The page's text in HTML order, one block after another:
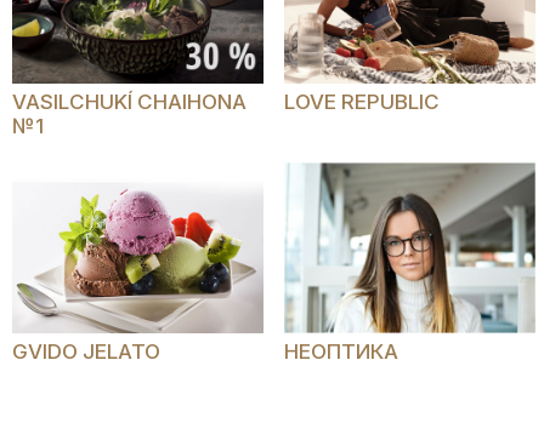
VASILCHUKÍ CHAIHONA
№1
LOVE REPUBLIC
GVIDO JELATO НЕОПТИКА